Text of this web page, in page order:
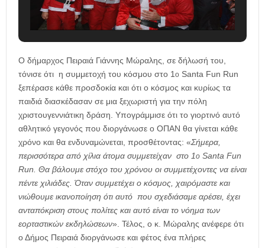
Ο δήμαρχος Πειραιά Γιάννης Μώραλης, σε δήλωσή του,
τόνισε ότι η συμμετοχή του κόσμου στο 1 ο Santa Fun Run
ξεπέρασε κάθε προσδοκία και ότι ο κόσμος και κυρίως τα
παιδιά διασκέδασαν σε μια ξεχωριστή για την πόλη
χριστουγεννιάτικη δράση. Υπογράμμισε ότι το γιορτινό αυτό
αθλητικό γεγονός που διοργάνωσε ο ΟΠΑΝ θα γίνεται κάθε
χρόνο και θα ενδυναμώνεται, προσθέτοντας: «Σήμερα,
περισσότερα από χίλια άτομα συμμετείχαν στο 1ο Santa Fun
Run. Θα βάλουμε στόχο του χρόνου οι συμμετέχοντες να είναι
πέντε χιλιάδες. Όταν συμμετέχει ο κόσμος, χαιρόμαστε και
νιώθουμε ικανοποίηση ότι αυτό που σχεδιάσαμε αρέσει, έχει
ανταπόκριση στους πολίτες και αυτό είναι το νόημα των
εορταστικών εκδηλώσεων». Τέλος, ο κ. Μώραλης ανέφερε ότι
ο Δήμος Πειραιά διοργάνωσε και φέτος ένα πλήρες